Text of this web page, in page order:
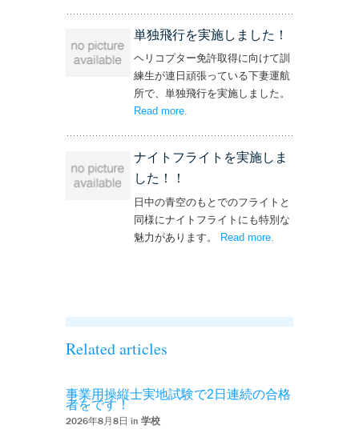
単独飛行を実施しました！
ヘリコプター免許取得に向けて訓
練生が連日頑張っている下妻運航
所で、単独飛行を実施しました。
Read more– ‘単独飛行を実施しました！’
.
ナイトフライトを実施しま
した！！
日中の青空のもとでのフライトと
同様にナイトフライトにも特別な
魅力があります。
Read more
Related articles
事業用操縦士実地試験で2日連続の合格
者をです！
2026年8月8日 in 学校